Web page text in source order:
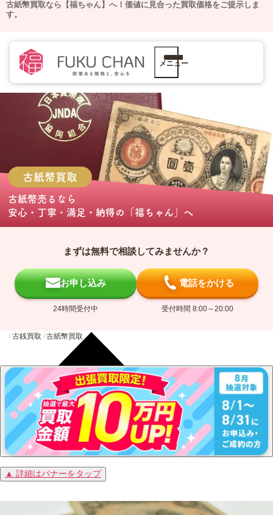
古紙幣買取なら【福ちゃん】へ！価値に見合った買取価格をご提示しま
す。
メニュー
古紙幣買取
古紙幣売る なら
安心・丁寧・満足・納得の
「福ちゃん」 へ
まずは無料で相談してみませんか？
お申し込み
24時間受付中
電話をかける
受付時間 8:00～20:00
古銭買取 古紙幣買取
▲ 詳細はバナーをタップ